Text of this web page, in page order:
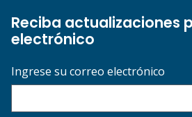
Reciba actualizaciones
electrónico
Ingrese su correo electrónico